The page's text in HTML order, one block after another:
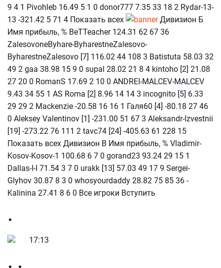
9 4 1 Pivohleb 16.49 5 1 0 donor777 7.35 33 18 2 Rydar-13-
13 -321.42 5 71 4 Показать всех
Дивизион Б
Имя прибыль, % BeTTeacher 124.31 62 67 36
ZalesovoneByhare-ByharestneZalesovo-
ByharestneZalesovo [7] 116.02 44 108 3 Batistuta 58.03 32
49 2 gaa 38.98 15 9 0 supal 28.02 21 8 4 kintoho [2] 21.08
27 20 0 RomanS 17.69 2 10 0 ANDREI-MALCEV-MALCEV
9.43 34 55 1 AS Roma [2] 8.96 14 14 3 incognito [5] 6.33
29 29 2 Mackenzie -20.58 16 16 1 Галя60 [4] -80.18 27 46
0 Aleksey Valentinov [1] -231.00 51 67 3 Aleksandr-Izvestnii
[19] -273.22 76 111 2 tavc74 [24] -405.63 61 228 15
Показать всех Дивизион В Имя прибыль, % Vladimir-
Kosov-Kosov-1 100.68 6 7 0 gorand23 93.24 29 15 1
Dallas-I-I 71.54 3 7 0 urakk [13] 57.03 49 17 9 Sergei-
Glyhov 30.87 8 3 0 whosyourdaddy 28.82 75 85 36 -
Kalinina 27.41 8 6 0 Все игроки Вступить
17:13